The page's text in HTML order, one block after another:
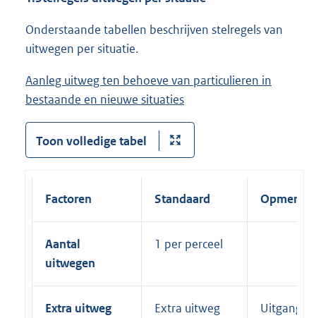
Onderstaande tabellen beschrijven stelregels van
uitwegen per situatie.
Aanleg uitweg ten behoeve van particulieren in
bestaande en nieuwe situaties
Toon volledige tabel
Factoren Standaard
Aantal
uitwegen
1 per perceel
Extra uitweg
Extra uitweg